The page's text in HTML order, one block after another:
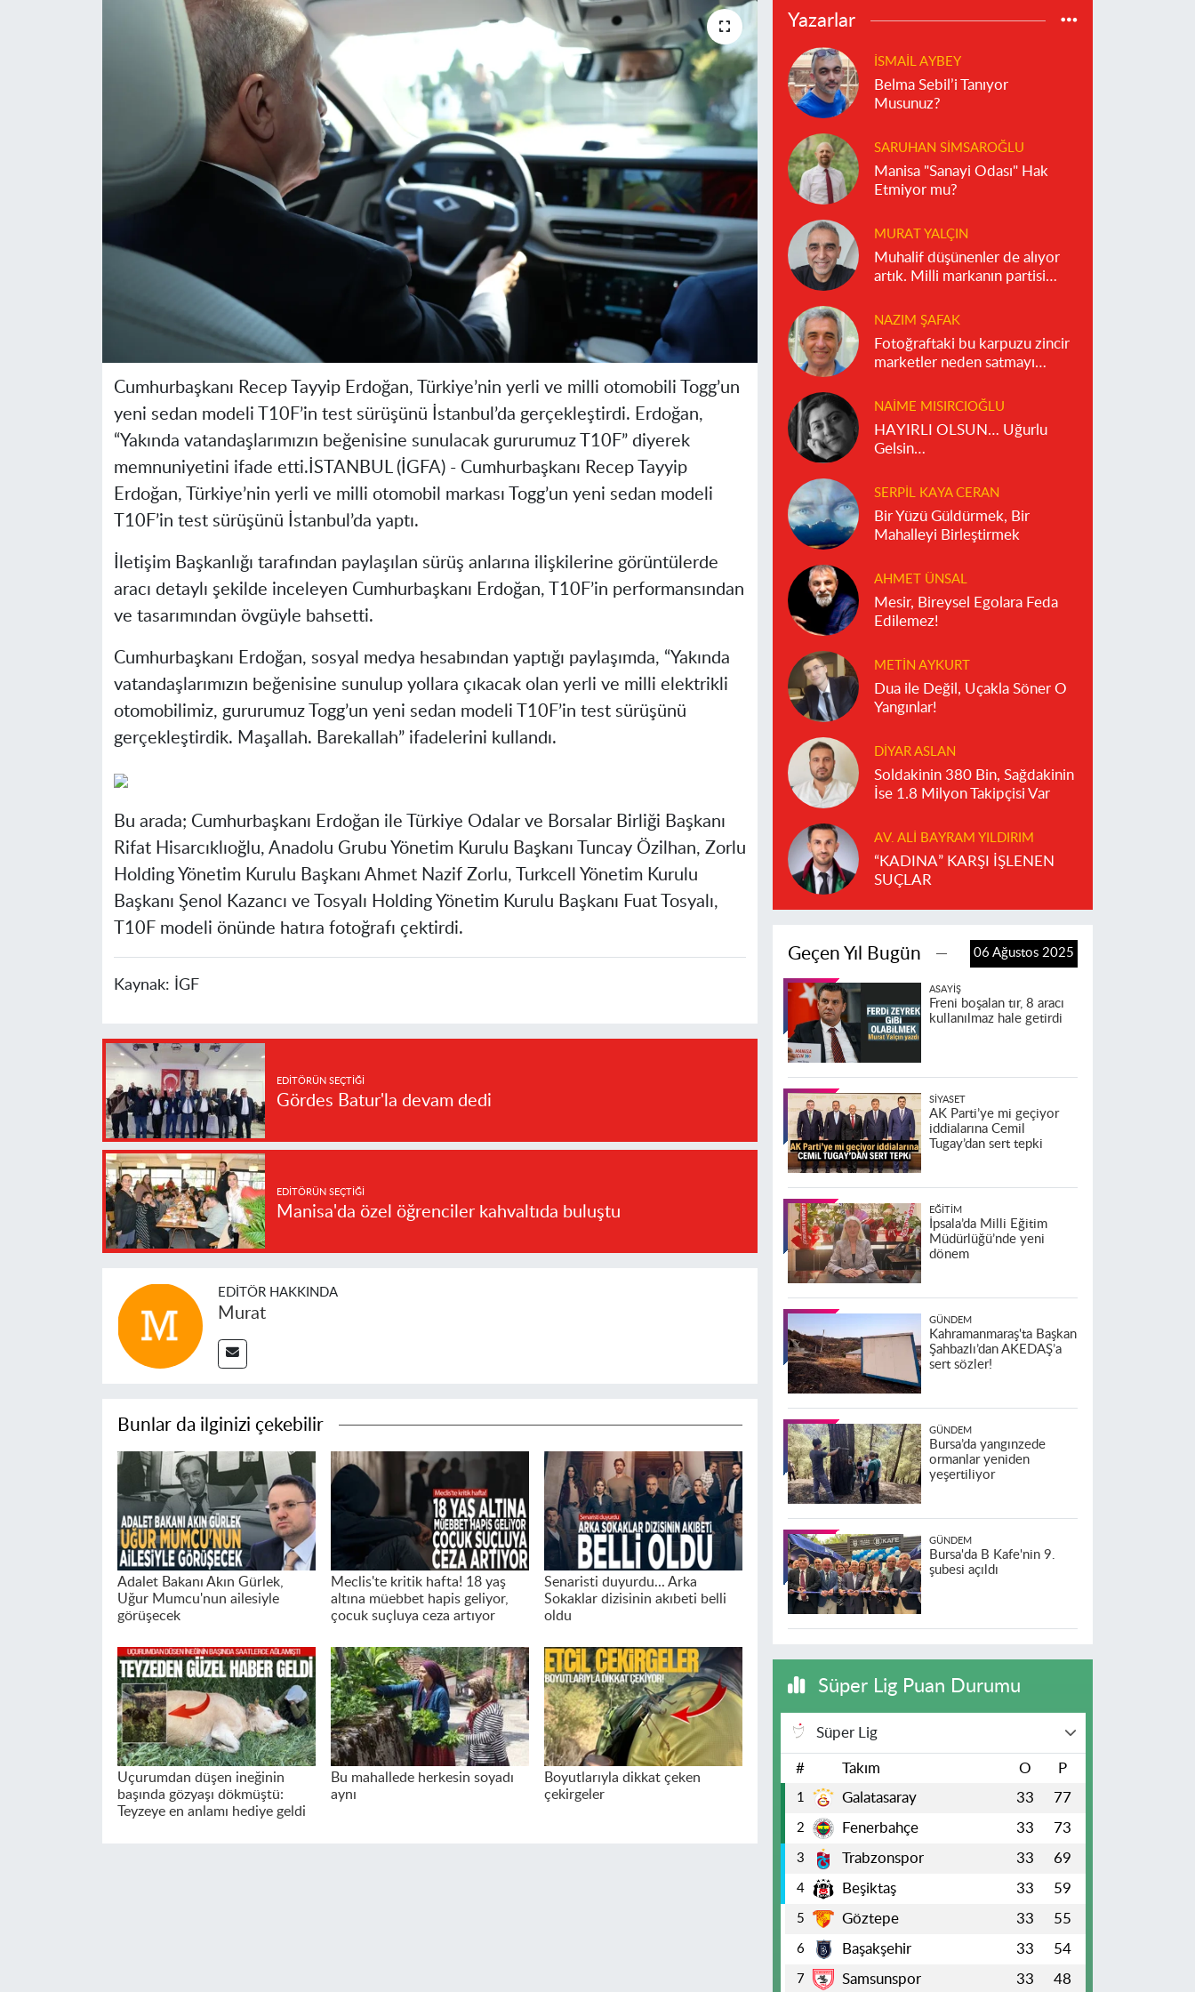
Cumhurbaşkanı Recep Tayyip Erdoğan, Türkiye’nin yerli ve milli otomobili Togg’un
yeni sedan modeli T10F’in test sürüşünü İstanbul’da gerçekleştirdi. Erdoğan,
“Yakında vatandaşlarımızın beğenisine sunulacak gururumuz T10F” diyerek
memnuniyetini ifade etti. İSTANBUL (İGFA) - Cumhurbaşkanı Recep Tayyip
Erdoğan, Türkiye’nin yerli ve milli otomobil markası Togg’un yeni sedan modeli
T10F’in test sürüşünü İstanbul’da yaptı.
İletişim Başkanlığı tarafından paylaşılan sürüş anlarına ilişkilerine görüntülerde
aracı detaylı şekilde inceleyen Cumhurbaşkanı Erdoğan, T10F’in performansından
ve tasarımından övgüyle bahsetti.
Cumhurbaşkanı Erdoğan, sosyal medya hesabından yaptığı paylaşımda, “Yakında
vatandaşlarımızın beğenisine sunulup yollara çıkacak olan yerli ve milli elektrikli
otomobilimiz, gururumuz Togg’un yeni sedan modeli T10F’in test sürüşünü
gerçekleştirdik. Maşallah. Barekallah” ifadelerini kullandı.
Bu arada; Cumhurbaşkanı Erdoğan ile Türkiye Odalar ve Borsalar Birliği Başkanı
Rifat Hisarcıklıoğlu, Anadolu Grubu Yönetim Kurulu Başkanı Tuncay Özilhan, Zorlu
Holding Yönetim Kurulu Başkanı Ahmet Nazif Zorlu, Turkcell Yönetim Kurulu
Başkanı Şenol Kazancı ve Tosyalı Holding Yönetim Kurulu Başkanı Fuat Tosyalı,
T10F modeli önünde hatıra fotoğrafı çektirdi.
Kaynak: İGF
EDITÖRÜN SEÇTIĞI
Gördes Batur'la devam dedi
EDITÖRÜN SEÇTIĞI
Manisa'da özel öğrenciler kahvaltıda buluştu
EDITÖR HAKKINDA
Murat
Bunlar da ilginizi çekebilir
Adalet Bakanı Akın Gürlek,
Uğur Mumcu'nun ailesiyle
görüşecek
Meclis'te kritik hafta! 18 yaş
altına müebbet hapis geliyor,
çocuk suçluya ceza artıyor
Senaristi duyurdu... Arka
Sokaklar dizisinin akıbeti belli
oldu
Uçurumdan düşen ineğinin
başında gözyaşı dökmüştü:
Teyzeye en anlamı hediye geldi
Bu mahallede herkesin soyadı
aynı
Boyutlarıyla dikkat çeken
çekirgeler
Yazarlar
İSMAIL AYBEY
Belma Sebil’i Tanıyor
Musunuz?
SARUHAN SIMSAROĞLU
Manisa "Sanayi Odası" Hak
Etmiyor mu?
MURAT YALÇIN
Muhalif düşünenler de alıyor
artık. Milli markanın partisi
NAZIM ŞAFAK
Fotoğraftaki bu karpuzu zincir
marketler neden satmayı
NAIME MISIRCIOĞLU
HAYIRLI OLSUN… Uğurlu
Gelsin…
SERPIL KAYA CERAN
Bir Yüzü Güldürmek, Bir
Mahalleyi Birleştirmek
AHMET ÜNSAL
Mesir, Bireysel Egolara Feda
Edilemez!
METIN AYKURT
Dua ile Değil, Uçakla Söner O
Yangınlar!
DIYAR ASLAN
Soldakinin 380 Bin, Sağdakinin
İse 1.8 Milyon Takipçisi Var
AV. ALI BAYRAM YILDIRIM
“KADINA” KARŞI İŞLENEN
SUÇLAR
Geçen Yıl Bugün 06 Ağustos 2025
ASAYIŞ
Freni boşalan tır, 8 aracı
kullanılmaz hale getirdi
SIYASET
AK Parti’ye mi geçiyor
iddialarına Cemil
Tugay’dan sert tepki
EĞITIM
İpsala’da Milli Eğitim
Müdürlüğü’nde yeni
dönem
GÜNDEM
Kahramanmaraş'ta Başkan
Şahbazlı’dan AKEDAŞ’a
sert sözler!
GÜNDEM
Bursa’da yangınzede
ormanlar yeniden
yeşertiliyor
GÜNDEM
Bursa'da B Kafe'nin 9.
şubesi açıldı
Süper Lig Puan Durumu
Süper Lig
# Takım O P
1 Galatasaray 33 77
2 Fenerbahçe 33 73
3 Trabzonspor 33 69
4 Beşiktaş 33 59
5 Göztepe 33 55
6 Başakşehir 33 54
7 Samsunspor 33 48